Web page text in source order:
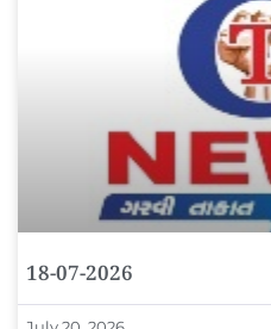
18-07-2026